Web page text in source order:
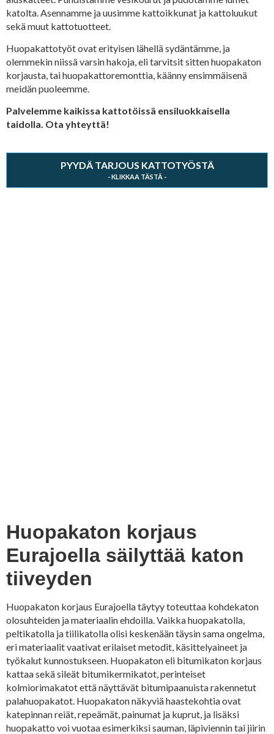
katolta. Asennamme ja uusimme kattoikkunat ja kattoluukut
sekä muut kattotuotteet.
Huopakattotyöt ovat erityisen lähellä sydäntämme, ja
olemmekin niissä varsin hakoja, eli tarvitsit sitten huopakaton
korjausta, tai huopakattoremonttia, käänny ensimmäisenä
meidän puoleemme.
Palvelemme kaikissa kattotöissä ensiluokkaisella
taidolla. Ota yhteyttä!
PYYDÄ TARJOUS KATTOTYÖSTÄ
Huopakaton korjaus
Eurajoella säilyttää katon
tiiveyden
Huopakaton korjaus Eurajoella täytyy toteuttaa kohdekaton
olosuhteiden ja materiaalin ehdoilla. Vaikka huopakatolla,
peltikatolla ja tiilikatolla olisi keskenään täysin sama ongelma,
eri materiaalit vaativat erilaiset metodit, käsittelyaineet ja
työkalut kunnostukseen. Huopakaton eli bitumikaton korjaus
kattaa sekä sileät bitumikermikatot, perinteiset
kolmiorimakatot että näyttävät bitumipaanuista rakennetut
palahuopakatot. Huopakaton näkyviä haastekohtia ovat
katepinnan reiät, repeämät, painumat ja kuprut, ja lisäksi
huopakatto voi vuotaa esimerkiksi sauman, läpiviennin tai jiirin